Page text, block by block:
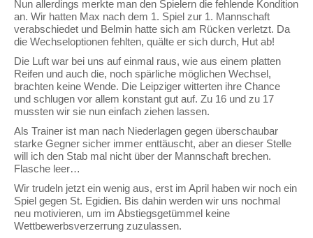
Nun allerdings merkte man den Spielern die fehlende Kondition
an. Wir hatten Max nach dem 1. Spiel zur 1. Mannschaft
verabschiedet und Belmin hatte sich am Rücken verletzt. Da
die Wechseloptionen fehlten, quälte er sich durch, Hut ab!
Die Luft war bei uns auf einmal raus, wie aus einem platten
Reifen und auch die, noch spärliche möglichen Wechsel,
brachten keine Wende. Die Leipziger witterten ihre Chance
und schlugen vor allem konstant gut auf. Zu 16 und zu 17
mussten wir sie nun einfach ziehen lassen.
Als Trainer ist man nach Niederlagen gegen überschaubar
starke Gegner sicher immer enttäuscht, aber an dieser Stelle
will ich den Stab mal nicht über der Mannschaft brechen.
Flasche leer…
Wir trudeln jetzt ein wenig aus, erst im April haben wir noch ein
Spiel gegen St. Egidien. Bis dahin werden wir uns nochmal
neu motivieren, um im Abstiegsgetümmel keine
Wettbewerbsverzerrung zuzulassen.